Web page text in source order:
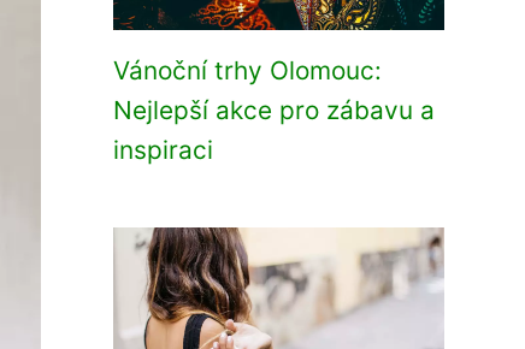
Vánoční trhy Olomouc:
Nejlepší akce pro zábavu a
inspiraci